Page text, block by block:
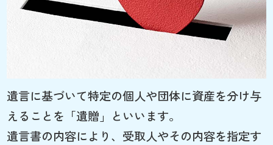
遺言に基づいて特定の個人や団体に資産を分け与
えることを「遺贈」といいます。
遺言書の内容により、受取人やその内容を指定す